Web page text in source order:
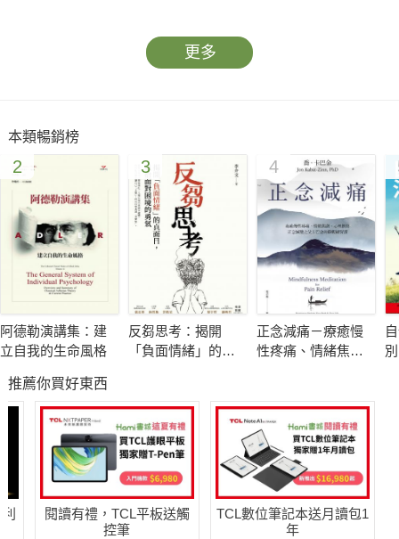
更多
本類暢銷榜
2
阿德勒演講集：建
立自我的生命風格
3
反芻思考：揭開
「負面情緒」的真
4
正念減痛－療癒慢
性疼痛、情緒焦
的靜觀練習課
推薦你買好東西
閱讀有禮，TCL平板送觸
控筆
TCL數位筆記本送月讀包1
年